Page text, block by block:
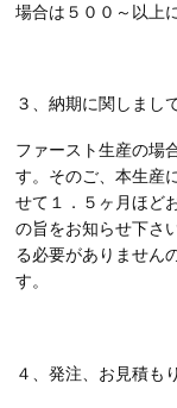
場合は５００～以上
３、納期に関しまし
ファースト生産の場
す。そのご、本生産
せて１．５ヶ月ほど
の旨をお知らせ下さ
る必要がありません
す。
４、発注、お見積も